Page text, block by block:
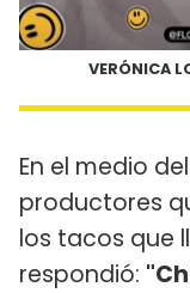
VERÓNICA
En el medio
productores
los tacos que
respondió: